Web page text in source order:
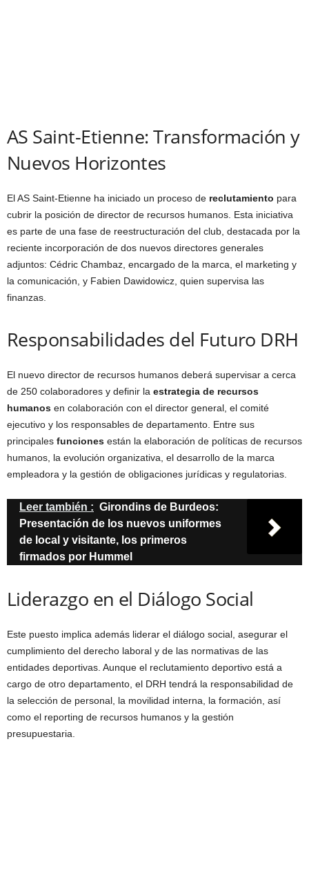
AS Saint-Etienne: Transformación y
Nuevos Horizontes
El AS Saint-Etienne ha iniciado un proceso de reclutamiento para
cubrir la posición de director de recursos humanos. Esta iniciativa
es parte de una fase de reestructuración del club, destacada por la
reciente incorporación de dos nuevos directores generales
adjuntos: Cédric Chambaz, encargado de la marca, el marketing y
la comunicación, y Fabien Dawidowicz, quien supervisa las
finanzas.
Responsabilidades del Futuro DRH
El nuevo director de recursos humanos deberá supervisar a cerca
de 250 colaboradores y definir la estrategia de recursos
humanos en colaboración con el director general, el comité
ejecutivo y los responsables de departamento. Entre sus
principales funciones están la elaboración de políticas de recursos
humanos, la evolución organizativa, el desarrollo de la marca
empleadora y la gestión de obligaciones jurídicas y regulatorias.
Leer también : Girondins de Burdeos:
Presentación de los nuevos uniformes
de local y visitante, los primeros
firmados por Hummel
Liderazgo en el Diálogo Social
Este puesto implica además liderar el diálogo social, asegurar el
cumplimiento del derecho laboral y de las normativas de las
entidades deportivas. Aunque el reclutamiento deportivo está a
cargo de otro departamento, el DRH tendrá la responsabilidad de
la selección de personal, la movilidad interna, la formación, así
como el reporting de recursos humanos y la gestión
presupuestaria.